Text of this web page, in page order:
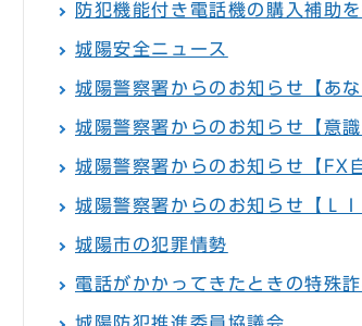
防犯機能付き電話機の購入補助
城陽安全ニュース
城陽警察署からのお知らせ【あ
城陽警察署からのお知らせ【意
城陽警察署からのお知らせ【FX
城陽警察署からのお知らせ【Ｌ
城陽市の犯罪情勢
電話がかかってきたときの特殊